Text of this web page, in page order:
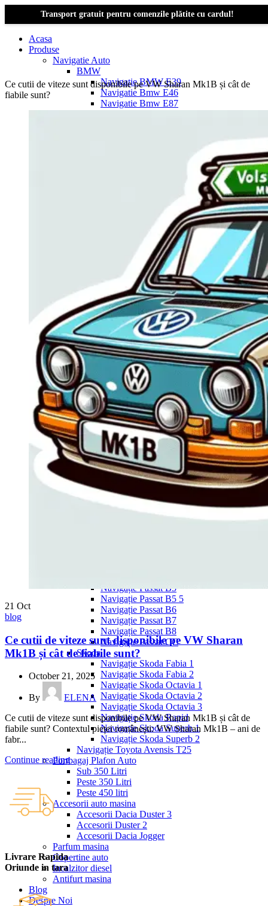
Transport gratuit pentru comenzile plătite cu cardul!
Acasa
Produse
Navigatie Auto
BMW
Navigație BMW E39
Navigatie Bmw E46
Navigatie Bmw E87
Navigatie Bmw Seria 1 E87
Navigatie BMW X3 E83
Navigatie BMW X3 f25
Navigație Dacia Logan 1 (2004–2012)
Navigație Dacia Logan 2 (2012–2020)
Navigație Dacia Logan 3 (2020–Prezent)
Navigatie Duster 2011
Navigatie Duster 2019
Audi
Navigatie Audi A3 8p
Navigatie Audi A4
Navigatie Audi A4 B6
Navigatie Audi A4 B7
Navigatie Audi A4 B8
Navigatie Audi A5
Navigatie Audi A6 C5
Navigatie Audi A6 C6
Navigatie Audi A6 C7
Navigatie Audi Q5
Ford
Navigație Ford Fiesta
Navigație Ford Focus 1
Navigație Ford Focus 2
Navigație Ford Focus MK3
Navigație Ford Mondeo MK3
Navigație Ford Mondeo MK4
Navigație Ford Transit
Mercedes
Navigație Mercedes C Class W203
Navigație Mercedes C Class W204
Navigație Passat B5
Navigație Passat B5 5
Navigație Passat B6
Navigație Passat B7
Navigație Passat B8
Navigație Passat CC
Skoda
Navigație Skoda Fabia 1
Navigație Skoda Fabia 2
Navigație Skoda Octavia 1
Navigație Skoda Octavia 2
Navigație Skoda Octavia 3
Navigație Skoda Rapid
Navigație Skoda Superb 1
Navigație Skoda Superb 2
Navigație Toyota Avensis T25
Portbagaj Plafon Auto
Sub 350 Litri
Peste 350 Litri
Peste 450 litri
Accesorii auto masina
Accesorii Dacia Duster 3
Accesorii Duster 2
Accesorii Dacia Jogger
Parfum masina
Copertine auto
Incalzitor diesel
Antifurt masina
Blog
Despre Noi
Ce cutii de viteze sunt disponibile pe VW Sharan Mk1B și cât de
fiabile sunt?
21 Oct
blog
Ce cutii de viteze sunt disponibile pe VW Sharan
Mk1B și cât de fiabile sunt?
October 21, 2025
By
ELENA
Ce cutii de viteze sunt disponibile pe VW Sharan Mk1B și cât de
fiabile sunt? Contextul pieței românești: VW Sharan Mk1B – ani de
fabr...
Continue reading
Livrare Rapida
Oriunde in tara